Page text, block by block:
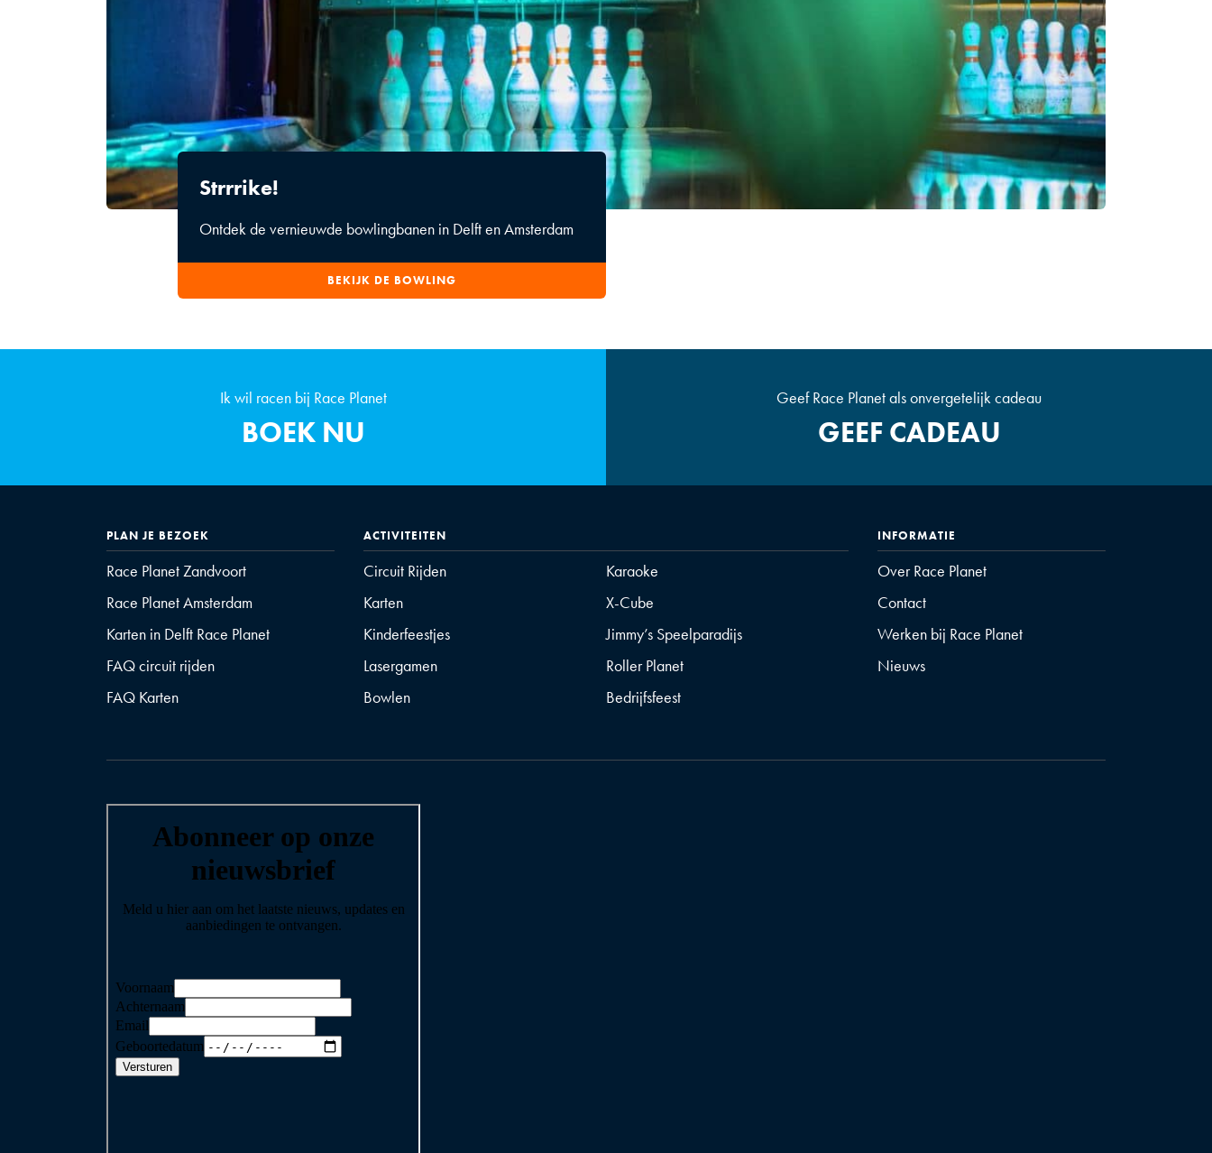
Strrrike!
Ontdek de vernieuwde bowlingbanen in Delft en Amsterdam
BEKIJK DE BOWLING
Ik wil racen bij Race Planet
BOEK NU
Geef Race Planet als onvergetelijk cadeau
GEEF CADEAU
PLAN JE BEZOEK
Race Planet Zandvoort
Race Planet Amsterdam
Karten in Delft Race Planet
FAQ circuit rijden
FAQ Karten
ACTIVITEITEN
Circuit Rijden
Karaoke
Karten
X-Cube
Kinderfeestjes
Jimmy’s Speelparadijs
Lasergamen
Roller Planet
Bowlen
Bedrijfsfeest
INFORMATIE
Over Race Planet
Contact
Werken bij Race Planet
Nieuws